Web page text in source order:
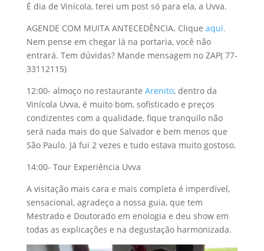
É dia de Vinícola, terei um post só para ela, a Uvva.
AGENDE COM MUITA ANTECEDÊNCIA. Clique aqui.
Nem pense em chegar lá na portaria, você não
entrará. Tem dúvidas? Mande mensagem no ZAP( 77-
33112115)
12:00- almoço no restaurante Arenito, dentro da
Vinícola Uvva, é muito bom, sofisticado e preços
condizentes com a qualidade, fique tranquilo não
será nada mais do que Salvador e bem menos que
São Paulo. Já fui 2 vezes e tudo estava muito gostoso.
14:00- Tour Experiência Uvva
A visitação mais cara e mais completa é imperdível,
sensacional, agradeço a nossa guia, que tem
Mestrado e Doutorado em enologia e deu show em
todas as explicações e na degustação harmonizada.